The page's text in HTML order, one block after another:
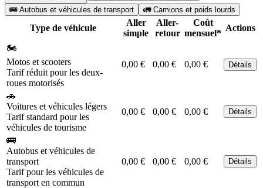
🚌 Autobus et véhicules de transport
🚛 Camions et poids lourds
Type de véhicule
Aller
simple
Aller-
retour
Coût
mensuel*
Actions
🏍️
Motos et scooters
Tarif réduit pour les deux-
roues motorisés
0,00 € 0,00 € 0,00 € Détails
🚗
Voitures et véhicules légers
Tarif standard pour les
véhicules de tourisme
0,00 € 0,00 € 0,00 € Détails
🚌
Autobus et véhicules de
transport
Tarif pour les véhicules de
transport en commun
0,00 € 0,00 € 0,00 € Détails